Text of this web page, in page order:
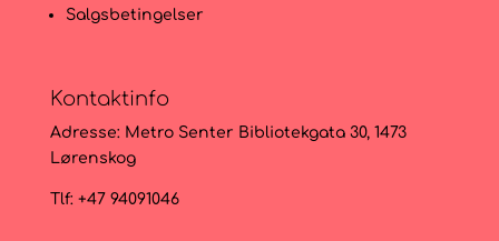
Salgsbetingelser
Kontaktinfo
Adresse: Metro Senter Bibliotekgata 30, 1473
Lørenskog
Tlf: +47 94091046